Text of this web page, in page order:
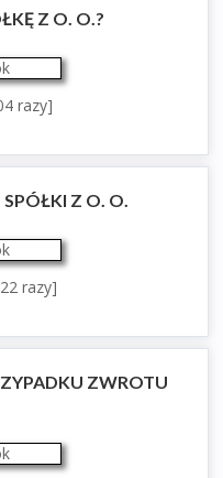
Z O. O.?
razy]
Z O. O.
razy]
ZWROTU